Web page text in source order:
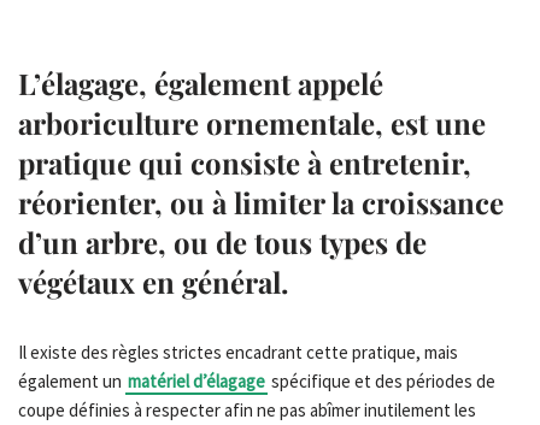
L’élagage, également appelé
arboriculture ornementale, est une
pratique qui consiste à entretenir,
réorienter, ou à limiter la croissance
d’un arbre, ou de tous types de
végétaux en général.
Il existe des règles strictes encadrant cette pratique, mais
également un matériel d’élagage spécifique et des périodes de
coupe définies à respecter afin ne pas abîmer inutilement les